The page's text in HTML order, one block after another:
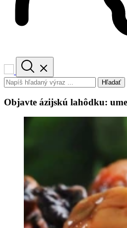
Hľadať
Objavte ázijskú lahôdku: